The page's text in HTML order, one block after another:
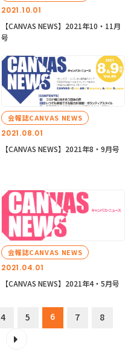
2021.10.01
【CANVAS NEWS】2021年10・11月
号
2021.08.01
会報誌CANVAS NEWS
【CANVAS NEWS】2021年8・9月号
2021.04.01
会報誌CANVAS NEWS
【CANVAS NEWS】2021年4・5月号
4 5 6 7
8